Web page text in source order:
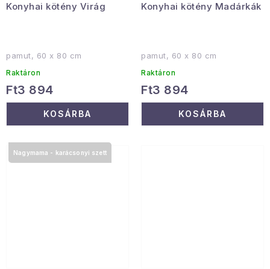
Konyhai kötény Virág
pamut, 60 x 80 cm
Raktáron
Ft3 894
KOSÁRBA
Konyhai kötény Madárkák
pamut, 60 x 80 cm
Raktáron
Ft3 894
KOSÁRBA
Nagymama - karácsonyi szett